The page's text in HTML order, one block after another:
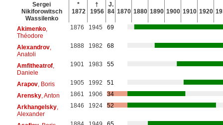
Sergei
Nikiforowitsch
Wassilenko
*
1872
†
1956
J.
84 1870 1880 1890 1900 1910 1920
Akimenko,
Théodore
1876 1945 69
Alexandrov,
Anatoli
1888 1982 68
Amfitheatrof,
Daniele
1901 1983 55
Arapov, Boris 1905 1992
51
Arensky, Anton 1861 1906
34
Arkhangelsky,
Alexander
1846 1924 52